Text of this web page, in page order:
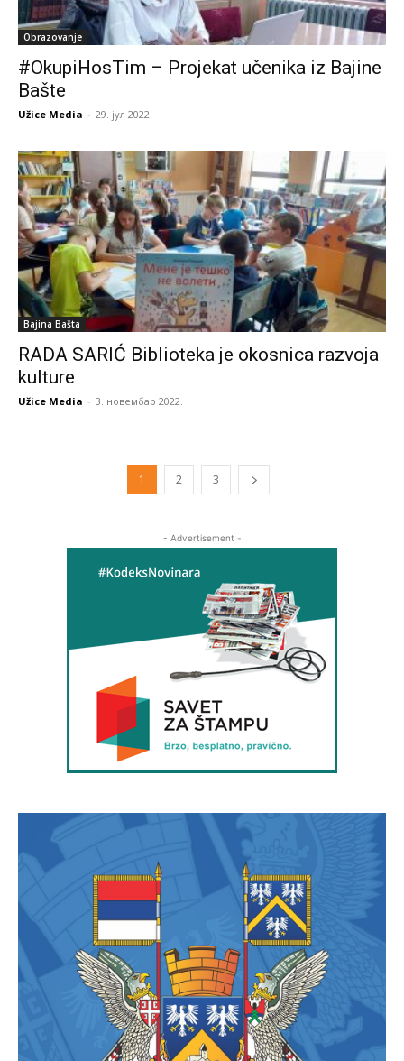
Obrazovanje
#OkupiHosTim – Projekat učenika iz Bajine
Bašte
Užice Media - 29. јул 2022.
Bajina Bašta
RADA SARIĆ Biblioteka je okosnica razvoja
kulture
Užice Media - 3. новембар 2022.
1 2 3
- Advertisement -